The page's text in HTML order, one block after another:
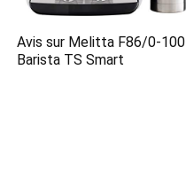
Avis sur Melitta F86/0-100
Barista TS Smart